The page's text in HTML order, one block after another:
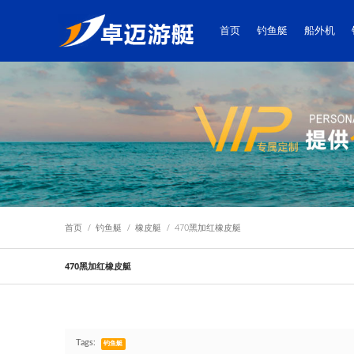
首页 钓鱼艇 船外机
首页 / 钓鱼艇 / 橡皮艇 / 470黑加红橡皮艇
470黑加红橡皮艇
Tags: 钓鱼艇